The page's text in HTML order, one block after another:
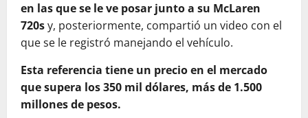
en las que se le ve posar junto a su McLaren
720sy, posteriormente, compartió un video con el
que se le registró manejando el vehículo.
Esta referencia tiene un precio en el mercado
que supera los 350 mil dólares, más de 1.500
millones de pesos.